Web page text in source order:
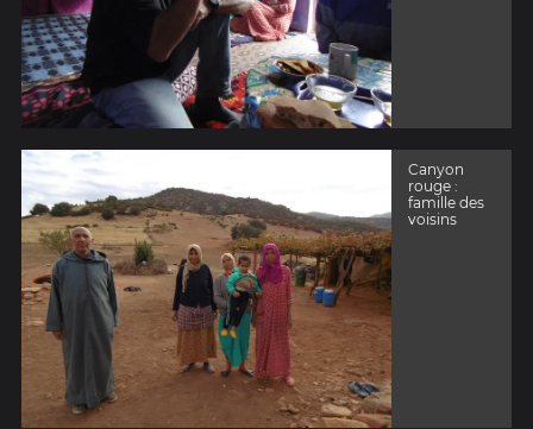
Canyon
rouge :
famille des
voisins